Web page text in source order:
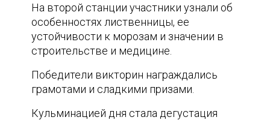
На второй станции участники узнали об
особенностях лиственницы, ее
устойчивости к морозам и значении в
строительстве и медицине.
Победители викторин награждались
грамотами и сладкими призами.
Кульминацией дня стала дегустация